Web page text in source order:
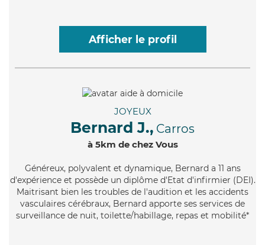
Afficher le profil
JOYEUX
Bernard J., Carros
à 5km de chez Vous
Généreux, polyvalent et dynamique, Bernard a 11 ans
d'expérience et possède un diplôme d'Etat d'infirmier (DEI).
Maitrisant bien les troubles de l'audition et les accidents
vasculaires cérébraux, Bernard apporte ses services de
surveillance de nuit, toilette/habillage, repas et mobilité*